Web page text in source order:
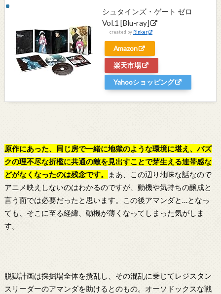
シュタインズ・ゲート ゼロ
Vol.1 [Blu-ray]
created by Rinker
Amazon
楽天市場
Yahooショッピング
原作にあった、同じ房で一緒に地獄のような環境に堪え、バズ
クの理不尽な折檻に共通の敵を見出すことで芽生える連帯感な
どがなくなったのは残念です。
まあ、この辺り地味な話なので
アニメ映えしないのはわかるのですが、動機や気持ちの醸成と
言う面では必要だったと思います。この後アマンダと…となっ
ても、そこに至る経緯、動機が薄くなってしまった気がしま
す。
脱獄計画は採掘場全体を攪乱し、その混乱に乗じてレジスタン
スリーダーのアマンダを助けるとのもの。オーソドックスな戦